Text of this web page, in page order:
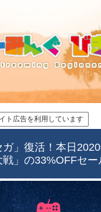
ト広告を利用しています
ガ」復活！本日
戦」の33%OFFセー